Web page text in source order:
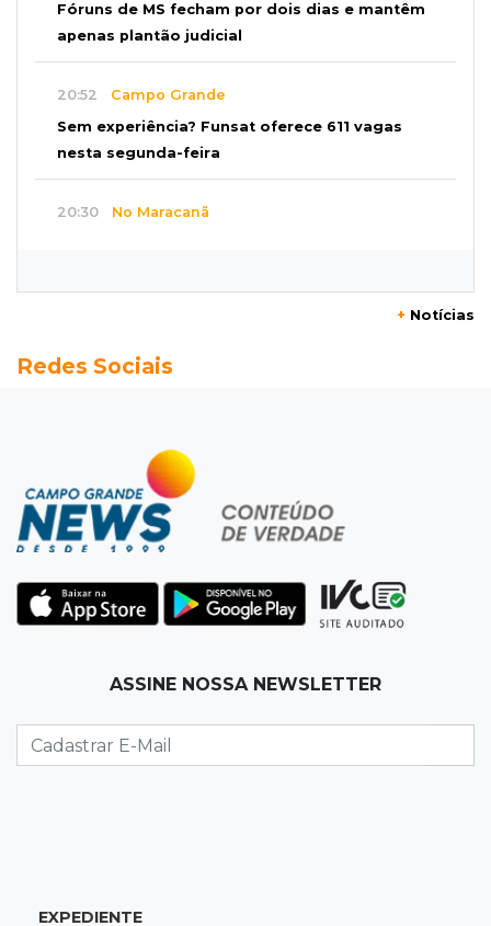
Fóruns de MS fecham por dois dias e mantêm
apenas plantão judicial
20:52 Campo Grande
Sem experiência? Funsat oferece 611 vagas
nesta segunda-feira
20:30 No Maracanã
Seleções em MS têm salários de até R$ 8,2 mil;
Jardim Itatiaia
Vigia é amarrado durante roubo de carro e
dois caminhões em pátio
Corinthians vence Bragantino por 2 a 0 e sobe
para 7º no Brasileirão
Na Vila Belmiro
lugar no Brasileirão
18:33Em 2022
+ Notícias
Redes Sociais
ASSINE NOSSA NEWSLETTER
EXPEDIENTE